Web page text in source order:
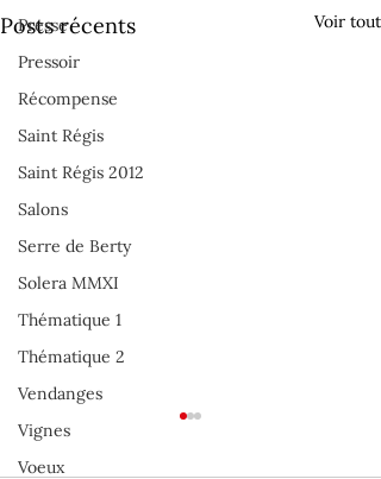
Presse
Pressoir
Récompense
Saint Régis
Saint Régis 2012
Salons
Serre de Berty
Solera MMXI
Thématique 1
Thématique 2
Vendanges
Vignes
Voeux
Posts récents Voir tout